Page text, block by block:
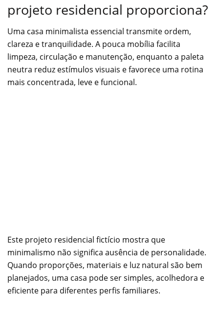
projeto residencial proporciona?
Uma casa minimalista essencial transmite ordem,
clareza e tranquilidade. A pouca mobília facilita
limpeza, circulação e manutenção, enquanto a paleta
neutra reduz estímulos visuais e favorece uma rotina
mais concentrada, leve e funcional.
Este projeto residencial fictício mostra que
minimalismo não significa ausência de personalidade.
Quando proporções, materiais e luz natural são bem
planejados, uma casa pode ser simples, acolhedora e
eficiente para diferentes perfis familiares.